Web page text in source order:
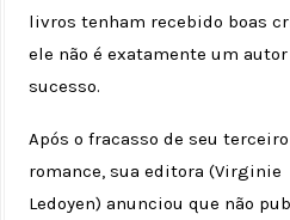
livros tenham recebido boas
ele não é exatamente um autor
sucesso.
Após o fracasso de seu terceiro
romance, sua editora (Virginie
Ledoyen) anunciou que não